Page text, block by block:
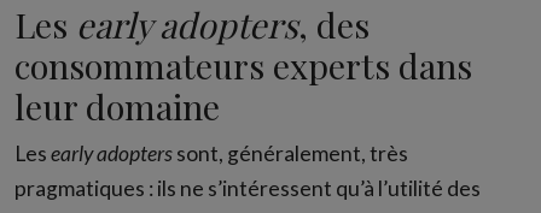
Les early adopters, des
consommateurs experts dans
leur domaine
Lesearly adopterssont, généralement, très
pragmatiques : ils ne s’intéressent qu’à l’utilité des